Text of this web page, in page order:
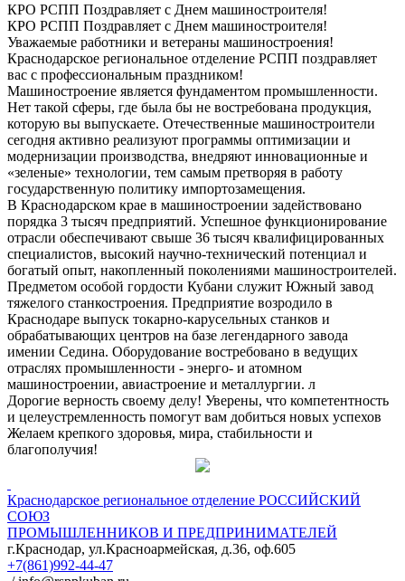
КРО РСПП Поздравляет с Днем машиностроителя!
КРО РСПП Поздравляет с Днем машиностроителя!
Уважаемые работники и ветераны машиностроения!
Краснодарское региональное отделение РСПП поздравляет
вас с профессиональным праздником!
Машиностроение является фундаментом промышленности.
Нет такой сферы, где была бы не востребована продукция,
которую вы выпускаете. Отечественные машиностроители
сегодня активно реализуют программы оптимизации и
модернизации производства, внедряют инновационные и
«зеленые» технологии, тем самым претворяя в работу
государственную политику импортозамещения.
В Краснодарском крае в машиностроении задействовано
порядка 3 тысяч предприятий. Успешное функционирование
отрасли обеспечивают свыше 36 тысяч квалифицированных
специалистов, высокий научно-технический потенциал и
богатый опыт, накопленный поколениями машиностроителей.
Предметом особой гордости Кубани служит Южный завод
тяжелого станкостроения. Предприятие возродило в
Краснодаре выпуск токарно-карусельных станков и
обрабатывающих центров на базе легендарного завода
имении Седина. Оборудование востребовано в ведущих
отраслях промышленности - энерго- и атомном
машиностроении, авиастроение и металлургии. л
Дорогие верность своему делу! Уверены, что компетентность
и целеустремленность помогут вам добиться новых успехов
Желаем крепкого здоровья, мира, стабильности и
благополучия!
Краснодарское региональное отделение РОССИЙСКИЙ
СОЮЗ
ПРОМЫШЛЕННИКОВ И ПРЕДПРИНИМАТЕЛЕЙ
г.Краснодар, ул.Красноармейская, д.36, оф.605
+7(861)992-44-47